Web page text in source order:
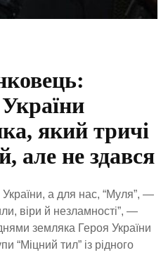
України
який тричі
але не здався
а для нас, “Муля”, —
віри й незламності”, —
земляка Героя України
“Міцний тил” із рідного